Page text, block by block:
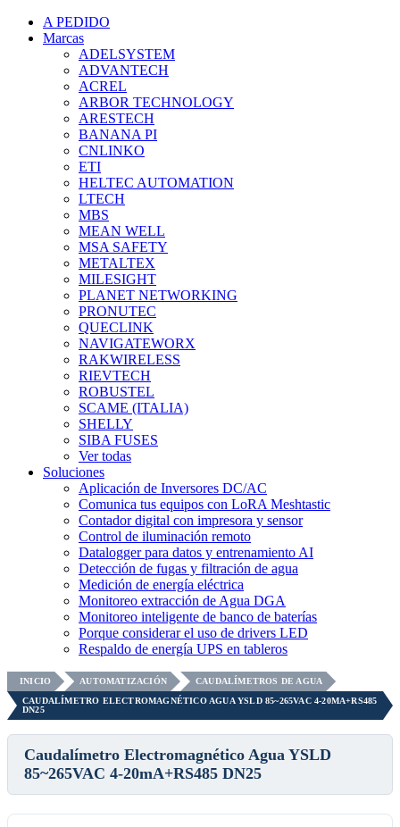
A PEDIDO
Marcas
ADELSYSTEM
ADVANTECH
ACREL
ARBOR TECHNOLOGY
ARESTECH
BANANA PI
CNLINKO
ETI
HELTEC AUTOMATION
LTECH
MBS
MEAN WELL
MSA SAFETY
METALTEX
MILESIGHT
PLANET NETWORKING
PRONUTEC
QUECLINK
NAVIGATEWORX
RAKWIRELESS
RIEVTECH
ROBUSTEL
SCAME (ITALIA)
SHELLY
SIBA FUSES
Ver todas
Soluciones
Aplicación de Inversores DC/AC
Comunica tus equipos con LoRA Meshtastic
Contador digital con impresora y sensor
Control de iluminación remoto
Datalogger para datos y entrenamiento AI
Detección de fugas y filtración de agua
Medición de energía eléctrica
Monitoreo extracción de Agua DGA
Monitoreo inteligente de banco de baterías
Porque considerar el uso de drivers LED
Respaldo de energía UPS en tableros
INICIO AUTOMATIZACIÓN
CAUDALÍMETROS DE AGUA
CAUDALÍMETRO ELECTROMAGNÉTICO AGUA YSLD 85~265VAC 4-20MA+RS485
DN25
Caudalímetro Electromagnético Agua YSLD
85~265VAC 4-20mA+RS485 DN25